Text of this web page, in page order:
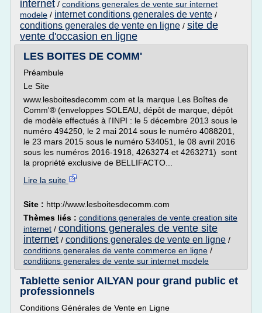
internet / conditions generales de vente sur internet
modele / internet conditions generales de vente /
conditions generales de vente en ligne / site de
vente d'occasion en ligne
LES BOITES DE COMM'
Préambule
Le Site
www.lesboitesdecomm.com et la marque Les Boîtes de
Comm'® (enveloppes SOLEAU, dépôt de marque, dépôt
de modèle effectués à l'INPI : le 5 décembre 2013 sous le
numéro 494250, le 2 mai 2014 sous le numéro 4088201,
le 23 mars 2015 sous le numéro 534051, le 08 avril 2016
sous les numéros 2016-1918, 4263274 et 4263271) sont
la propriété exclusive de BELLIFACTO...
Lire la suite
Site : http://www.lesboitesdecomm.com
Thèmes liés : conditions generales de vente creation site
internet / conditions generales de vente site
internet / conditions generales de vente en ligne /
conditions generales de vente commerce en ligne /
conditions generales de vente sur internet modele
Tablette senior AILYAN pour grand public et
professionnels
Conditions Générales de Vente en Ligne